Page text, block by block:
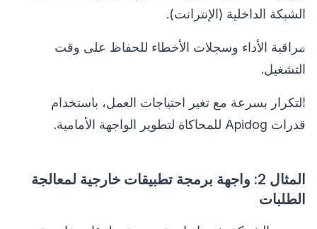
الشبكة الداخلية (الإنترانت).
مراقبة الأداء وسجلات الأخطاء للحفاظ على وقت
التشغيل.
التكرار بسرعة مع تغير احتياجات العمل، باستخدام
قدرات Apidog للمحاكاة لتطوير الواجهة الأمامية.
المثال 2: واجهة برمجة تطبيقات خارجية لمعالجة
الطلبات